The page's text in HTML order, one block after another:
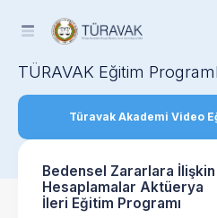
TÜRAVAK Eğitim
Türavak Akademi Video
Bedensel Zararlara İlişkin
Hesaplamalar Aktüerya
İleri Eğitim Programı